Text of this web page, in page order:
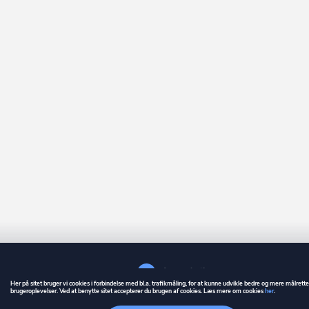
GUIDE BETINGELSER
Her på sitet bruger vi cookies i forbindelse med bl.a. trafikmåling, for at kunne udvikle bedre og mere
brugeroplevelser. Ved at benytte sitet accepterer du brugen af cookies. Læs mere om cookiesher.